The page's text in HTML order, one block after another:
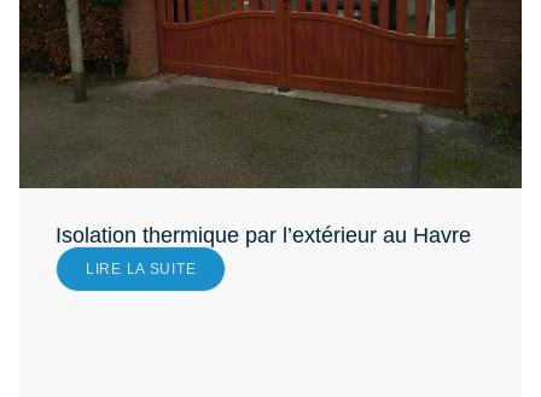
Isolation thermique par l’extérieur au Havre
LIRE LA SUITE